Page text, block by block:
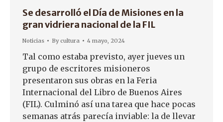
Se desarrolló el Día de Misiones en la
gran vidriera nacional de la FIL
Noticias Bycultura 4 mayo, 2024
Tal como estaba previsto, ayer jueves un
grupo de escritores misioneros
presentaron sus obras en la Feria
Internacional del Libro de Buenos Aires
(FIL). Culminó así una tarea que hace pocas
semanas atrás parecía inviable: la de llevar